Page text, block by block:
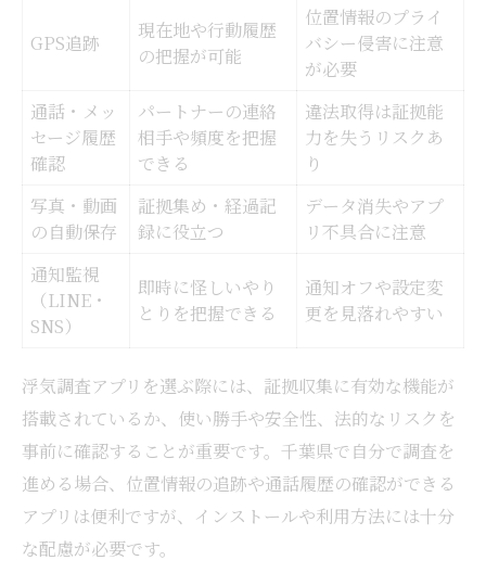
GPS追跡
現在地や行動履歴
の把握が可能
位置情報のプライ
バシー侵害に注意
が必要
通話・メッ
セージ履歴
確認
パートナーの連絡
相手や頻度を把握
できる
違法取得は証拠能
力を失うリスクあ
り
写真・動画
の自動保存
証拠集め・経過記
録に役立つ
データ消失やアプ
リ不具合に注意
通知監視
（LINE・
SNS）
即時に怪しいやり
とりを把握できる
通知オフや設定変
更を見落れやすい
浮気調査アプリを選ぶ際には、証拠収集に有効な機能が
搭載されているか、使い勝手や安全性、法的なリスクを
事前に確認することが重要です。千葉県で自分で調査を
進める場合、位置情報の追跡や通話履歴の確認ができる
アプリは便利ですが、インストールや利用方法には十分
な配慮が必要です。